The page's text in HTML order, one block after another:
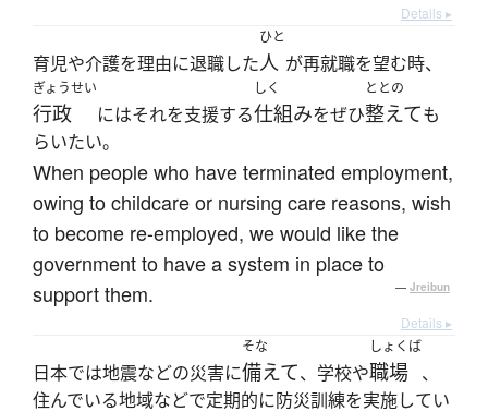
Details ▸
育児や介護を理由に退職した
ひと
人 が再就職を望む時、
ぎょうせい
行政 にはそれを支援する
しく
仕組みをぜひ
ととの
整えても
らいたい。
When people who have terminated employment,
owing to childcare or nursing care reasons, wish
to become re-employed, we would like the
government to have a system in place to
support them.
— Jreibun
Details ▸
日本では地震などの災害に
そな
備えて、学校や
しょくば
職場 、
住んでいる地域などで定期的に防災訓練を実施してい